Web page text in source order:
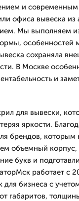
и
офиса вывеска из
Мы выполняем
особенностей
сохраняла
В Москве
и
для вывески,
яркости.
брендов, которым
объемный корпус,
букв и
работает с
для бизнеса с
габаритов,